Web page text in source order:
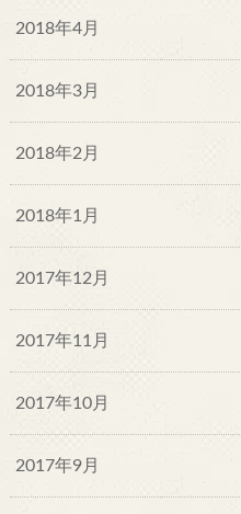
2018年4月
2018年3月
2018年2月
2018年1月
2017年12月
2017年11月
2017年10月
2017年9月